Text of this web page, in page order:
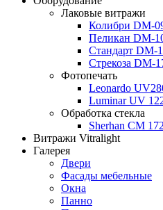
Лаковые витражи
Колибри DM-
Пеликан DM-
Стандарт DM-
Стрекоза DM-
Фотопечать
Leonardo
Luminar UV
Обработка стекла
Sherhan CM
Витражи Vitralight
Галерея
Двери
Фасады мебельные
Окна
Панно